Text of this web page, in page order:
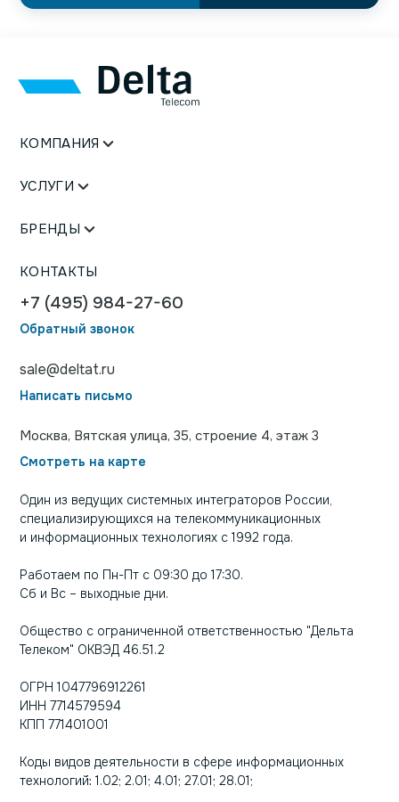
КОМПАНИЯ
УСЛУГИ
БРЕНДЫ
КОНТАКТЫ
+7 (495) 984-27-60
Обратный звонок
sale@deltat.ru
Написать письмо
Москва, Вятская улица, 35, строение 4, этаж 3
Смотреть на карте
Один из ведущих системных интеграторов России,
специализирующихся на телекоммуникационных
и информационных технологиях с 1992 года.
Работаем по Пн-Пт с 09:30 до 17:30.
Сб и Вс – выходные дни.
Общество с ограниченной ответственностью "Дельта
Телеком" ОКВЭД 46.51.2
ОГРН 1047796912261
ИНН 7714579594
КПП 771401001
Коды видов деятельности в сфере информационных
технологий: 1.02; 2.01; 4.01; 27.01; 28.01;